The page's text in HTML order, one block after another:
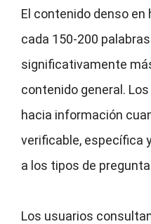
El contenido denso
cada 150-200
significativamente
contenido general.
hacia información
verificable, específica
a los tipos de
Los usuarios